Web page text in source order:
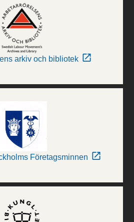
arkiv och bibliotek
Företagsminnen